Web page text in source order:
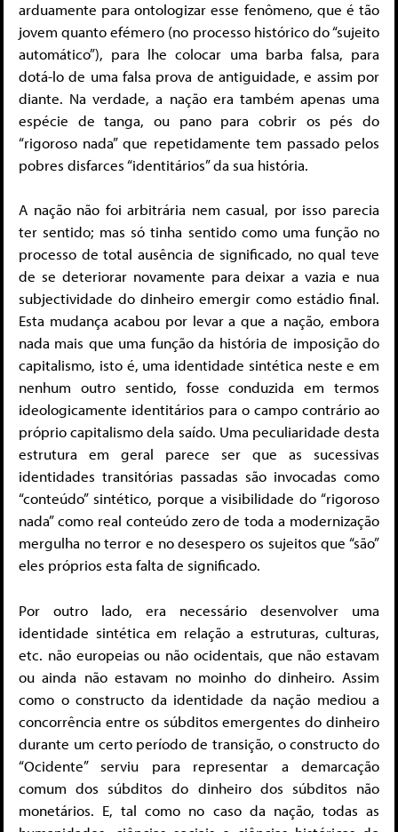
arduamente para ontologizar esse fenômeno, que é tão
jovem quanto efémero (no processo histórico do “sujeito
automático”), para lhe colocar uma barba falsa, para
dotá-lo de uma falsa prova de antiguidade, e assim por
diante. Na verdade, a nação era também apenas uma
espécie de tanga, ou pano para cobrir os pés do
“rigoroso nada” que repetidamente tem passado pelos
pobres disfarces “identitários” da sua história.
A nação não foi arbitrária nem casual, por isso parecia
ter sentido; mas só tinha sentido como uma função no
processo de total ausência de significado, no qual teve
de se deteriorar novamente para deixar a vazia e nua
subjectividade do dinheiro emergir como estádio final.
Esta mudança acabou por levar a que a nação, embora
nada mais que uma função da história de imposição do
capitalismo, isto é, uma identidade sintética neste e em
nenhum outro sentido, fosse conduzida em termos
ideologicamente identitários para o campo contrário ao
próprio capitalismo dela saído. Uma peculiaridade desta
estrutura em geral parece ser que as sucessivas
identidades transitórias passadas são invocadas como
“conteúdo” sintético, porque a visibilidade do “rigoroso
nada” como real conteúdo zero de toda a modernização
mergulha no terror e no desespero os sujeitos que “são”
eles próprios esta falta de significado.
Por outro lado, era necessário desenvolver uma
identidade sintética em relação a estruturas, culturas,
etc. não europeias ou não ocidentais, que não estavam
ou ainda não estavam no moinho do dinheiro. Assim
como o constructo da identidade da nação mediou a
concorrência entre os súbditos emergentes do dinheiro
durante um certo período de transição, o constructo do
“Ocidente” serviu para representar a demarcação
comum dos súbditos do dinheiro dos súbditos não
monetários. E, tal como no caso da nação, todas as